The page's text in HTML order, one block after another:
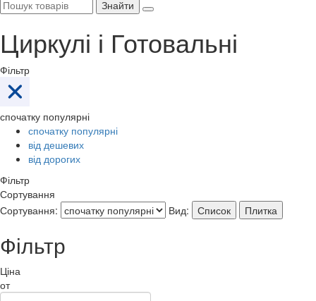
Знайти
Циркулі і Готовальні
Фільтр
спочатку популярні
спочатку популярні
від дешевих
від дорогих
Фільтр
Сортування
Сортування:
Вид: Список Плитка
Фільтр
Ціна
от